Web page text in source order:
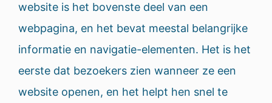
website is het bovenste deel van een
webpagina, en het bevat meestal belangrijke
informatie en navigatie-elementen. Het is het
eerste dat bezoekers zien wanneer ze een
website openen, en het helpt hen snel te